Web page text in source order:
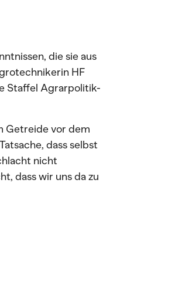
die sie aus
HF
Staffel Agrarpolitik-
Getreide vor dem
dass selbst
nicht
dass wir uns da zu